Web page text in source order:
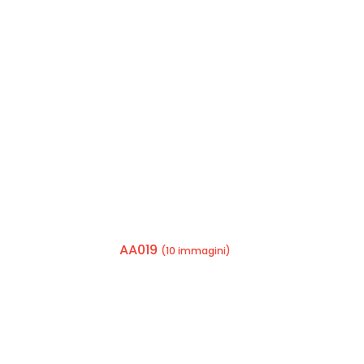
AA019 (10 immagini)